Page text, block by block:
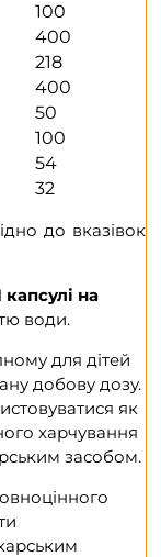
100
400
218
400
50
100
54
32
до вказівок
капсулі на
води.
для дітей
добову дозу.
як
харчування
засобом.